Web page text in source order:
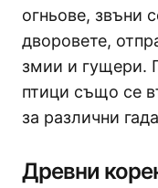
огньове, звъни
дворовете,
змии и гущери.
птици също се
за различни
Древни